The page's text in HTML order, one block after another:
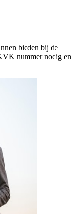
bieden bij de
nummer nodig en